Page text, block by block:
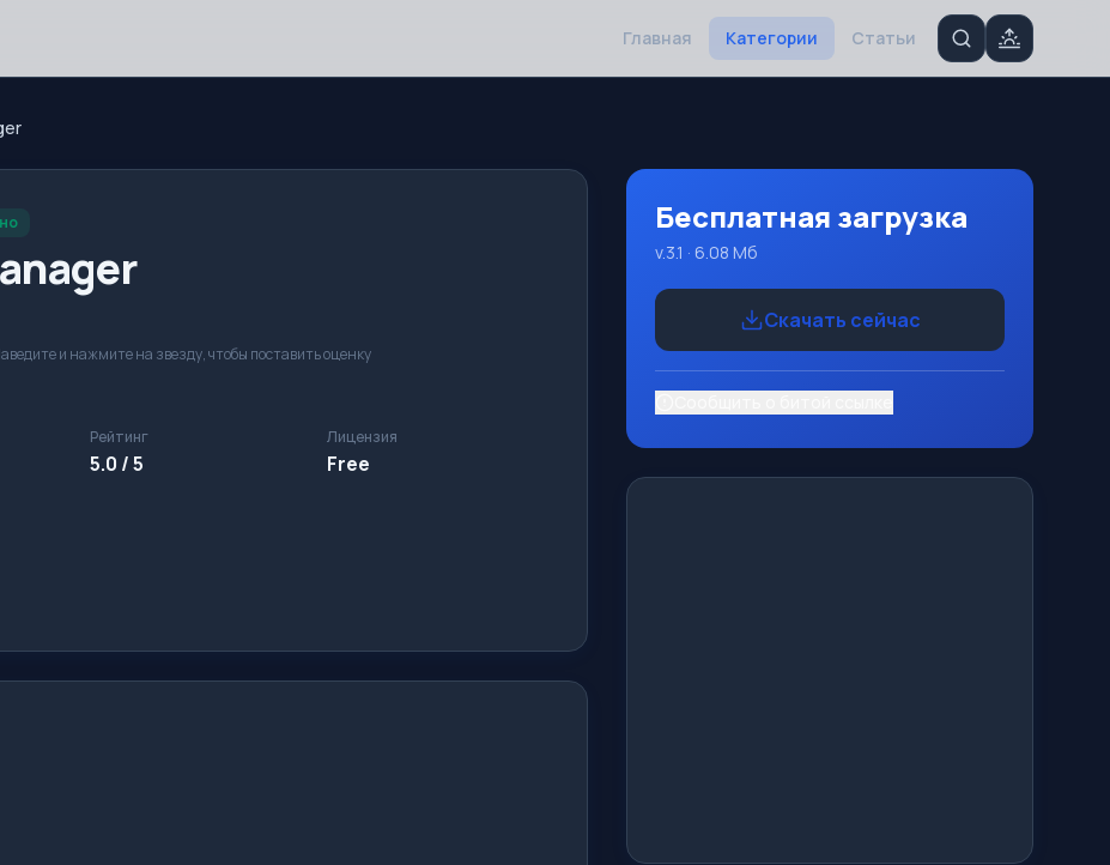
Главная Категории Статьи
и нажмите на звезду, чтобы поставить оценку
Рейтинг
5.0 / 5
Лицензия
Free
Бесплатная загрузка
v.3.1 · 6.08 Mб
Скачать сейчас